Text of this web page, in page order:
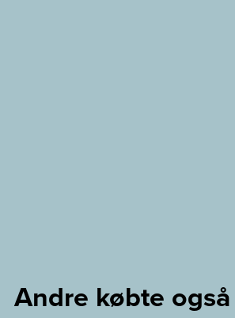
Andre købte også